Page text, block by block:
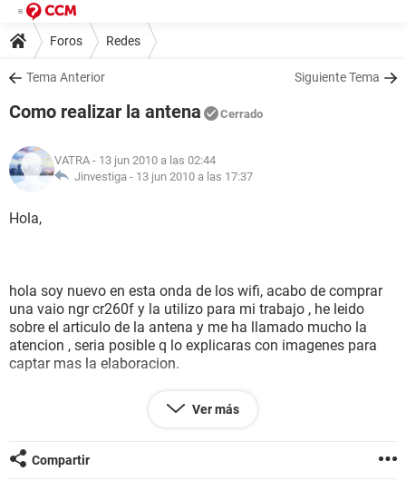
Foros Redes
Tema Anterior Siguiente Tema
Como realizar la antena Cerrado
VATRA - 13 jun 2010 a las 02:44
Jinvestiga - 13 jun 2010 a las 17:37
Hola,
hola soy nuevo en esta onda de los wifi, acabo de comprar
una vaio ngr cr260f y la utilizo para mi trabajo , he leido
sobre el articulo de la antena y me ha llamado mucho la
atencion , seria posible q lo explicaras con imagenes para
captar mas la elaboracion.
me interesa ya q en mi trabajo hay routers q estan a larga
distancia y la señal es muy baja
bueno sin mas te mando las gracias
Ver más
Compartir